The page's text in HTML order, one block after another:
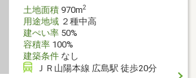
土地面積970m2
用途地域２種中高
建ぺい率50%
容積率100%
建築条件なし
ＪＲ山陽本線 広島駅 徒歩20分